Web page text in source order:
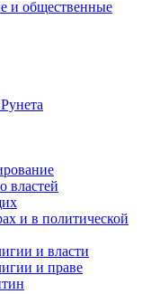
и общественные
властей
и в политической
и власти
и праве